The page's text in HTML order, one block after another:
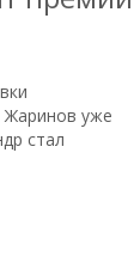
Жаринов уже
стал